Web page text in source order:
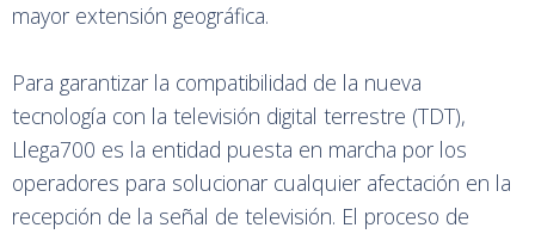
mayor extensión geográfica.
Para garantizar la compatibilidad de la nueva
tecnología con la televisión digital terrestre (TDT),
Llega700 es la entidad puesta en marcha por los
operadores para solucionar cualquier afectación en la
recepción de la señal de televisión. El proceso de